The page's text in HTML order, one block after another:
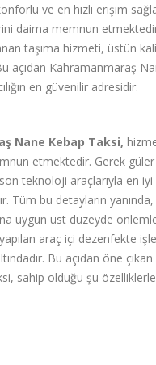
ve en hızlı erişim
daima memnun
taşıma hizmeti, üstün
açıdan Kahramanmaraş
ılığın en güvenilir adresidir.
Nane Kebap Taksi,
etmektedir. Gerek
teknoloji araçlarıyla en
Tüm bu detayların
uygun üst düzeyde ö
araç içi dezenfekte
ndadır. Bu açıdan öne
sahip olduğu şu ö